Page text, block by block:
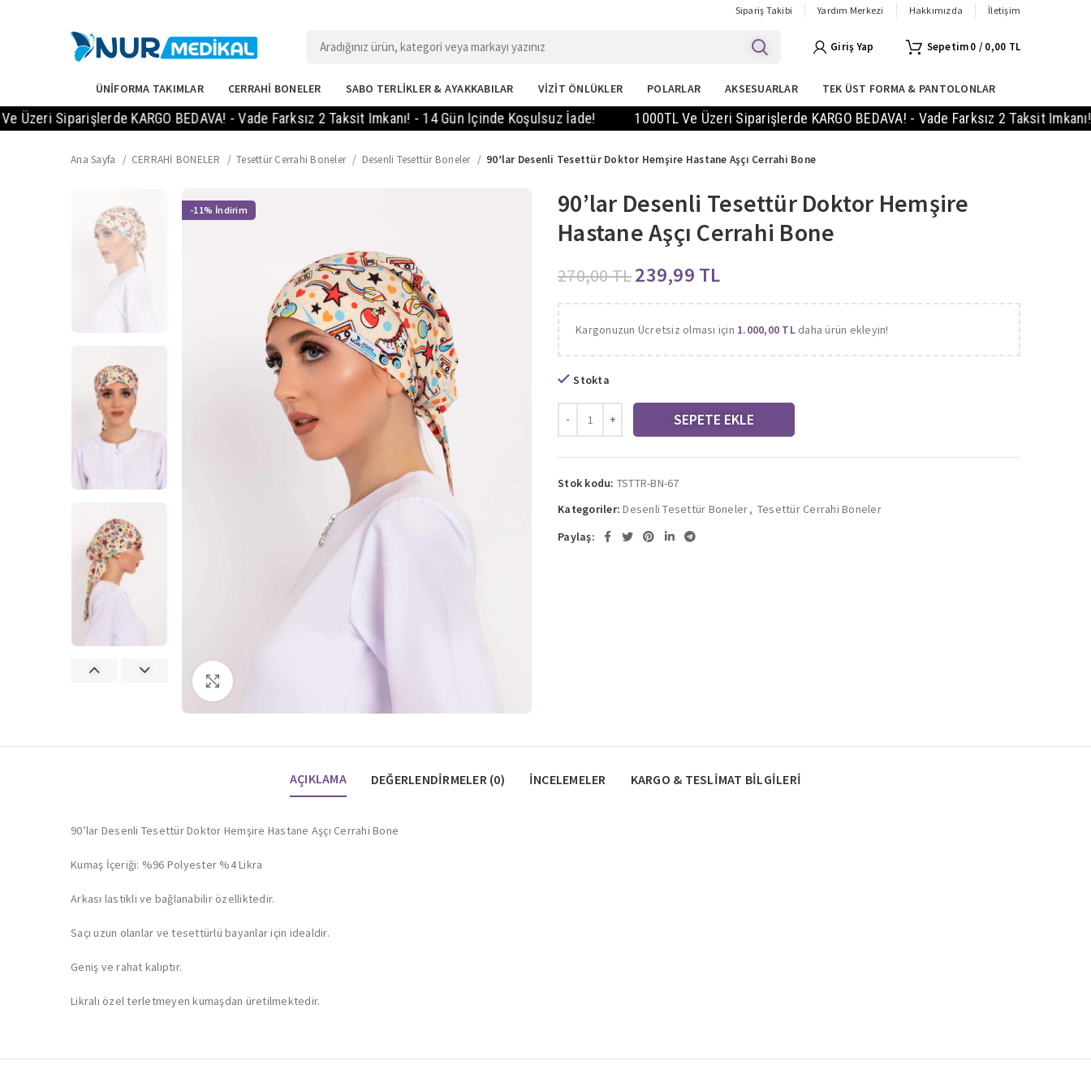
Sipariş Takibi Yardım Merkezi Hakkımızda İletişim
Giriş Yap 0 / 0,00 TL
ÜNİFORMA TAKIMLAR CERRAHİ BONELER SABO TERLİKLER & AYAKKABILAR VİZİT ÖNLÜKLER POLARLAR AKSESUARLAR TEK ÜST FORMA & PANTOLONLAR
Siparişlerde KARGO BEDAVA! - Vade Farksız 2 Taksit Imkanı! - 14 Gün Içinde Koşulsuz İade! 1000TL Ve Üzeri Siparişlerde KARGO BEDAVA! - Vade Farksız 2 Taksit Imkanı! -
Ana Sayfa CERRAHİ BONELER Tesettür Cerrahi Boneler Desenli Tesettür Boneler 90’lar Desenli Tesettür Doktor Hemşire Hastane Aşçı Cerrahi Bone
-11%
90’lar Desenli Tesettür Doktor Hemşire
Hastane Aşçı Cerrahi Bone
270,00TL239,99 TL
Kargonuzun Ücretsiz olması için 1.000,00 TLdaha ürün ekleyin!
Stokta
SEPETE EKLE
Stok kodu: TSTTR-BN-67
Kategoriler: Desenli Tesettür Boneler, Tesettür Cerrahi Boneler
Paylaş:
AÇIKLAMA DEĞERLENDIRMELER (0) İNCELEMELER KARGO & TESLIMAT BILGILERI
90’lar Desenli Tesettür Doktor Hemşire Hastane Aşçı Cerrahi Bone
Kumaş İçeriği: %96 Polyester %4 Likra
Arkası lastikli ve bağlanabilir özelliktedir.
Saçı uzun olanlar ve tesettürlü bayanlar için idealdir.
Geniş ve rahat kalıptır.
Likralı özel terletmeyen kumaşdan üretilmektedir.